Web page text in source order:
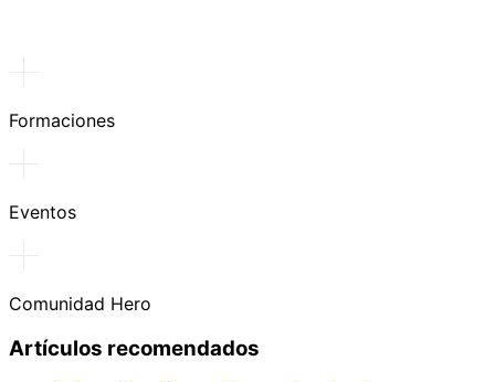
Formaciones
Eventos
Comunidad Hero
Artículos recomendados